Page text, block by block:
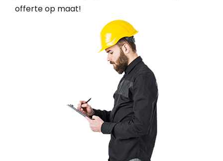
offerte op maat!